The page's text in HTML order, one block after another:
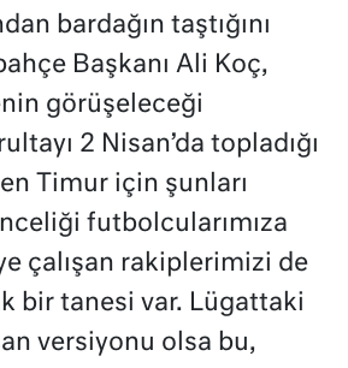
bardağın taştığını
Başkanı Ali Koç,
görüşeleceği
2 Nisan’da topladığı
Timur için şunları
futbolcularımıza
çalışan rakiplerimizi de
bir tanesi var. Lügattaki
versiyonu olsa bu,